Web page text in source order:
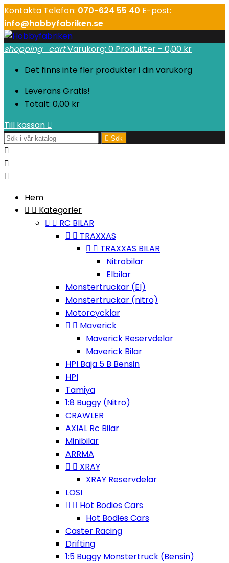
Kontakta Telefon: 070-624 55 40 E-post:
info@hobbyfabriken.se
shopping_cartVarukorg: 0 Produkter - 0,00 kr
Det finns inte fler produkter i din varukorg
Leverans Gratis!
Totalt: 0,00 kr
Till kassan 
 Sök



Hem
  Kategorier
  RC BILAR
  TRAXXAS
  TRAXXAS BILAR
Nitrobilar
Elbilar
Monstertruckar (El)
Monstertruckar (nitro)
Motorcycklar
  Maverick
Maverick Reservdelar
Maverick Bilar
HPI Baja 5 B Bensin
HPI
Tamiya
1:8 Buggy (Nitro)
CRAWLER
AXIAL Rc Bilar
Minibilar
ARRMA
  XRAY
XRAY Reservdelar
LOSI
  Hot Bodies Cars
Hot Bodies Cars
Caster Racing
Drifting
1:5 Buggy Monstertruck (Bensin)